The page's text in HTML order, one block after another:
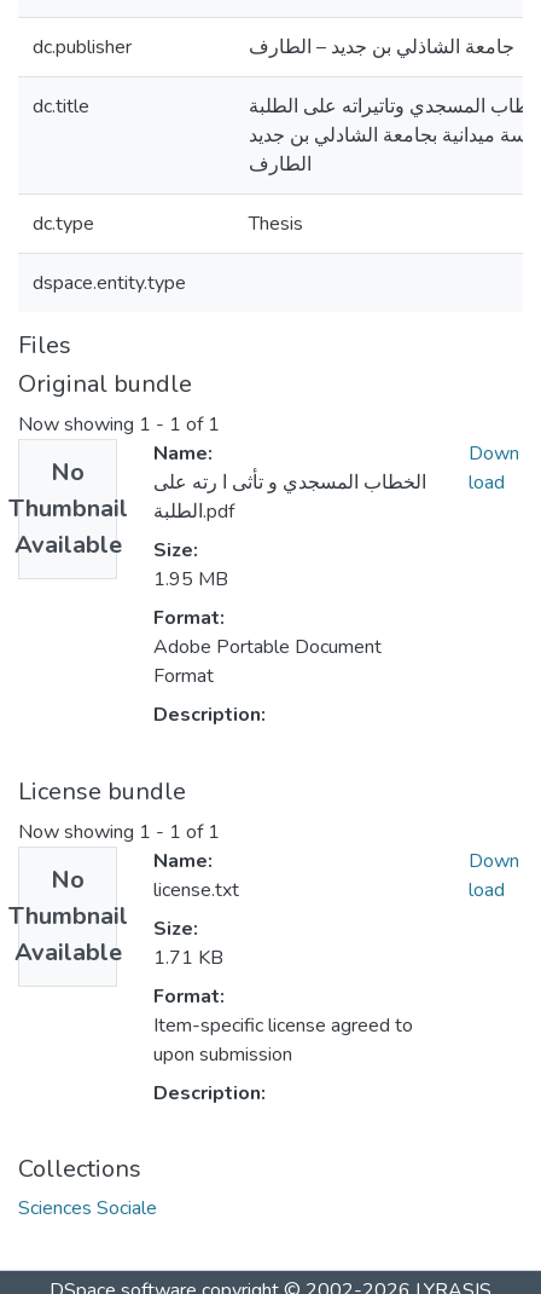
dc.publisher جامعة الشاذلي بن جديد – الطارف
dc.title
المسجدي وتاتيراته على الطلبة
ميدانية بجامعة الشادلي بن جديد
الطارف
dc.type Thesis
dspace.entity.type
Files
Original bundle
Now showing 1 - 1 of 1
No
Thumbnail
Available
Name:
الخطاب المسجدي و تأثی ا رته على
الطلبة.pdf
Size:
1.95 MB
Format:
Adobe Portable Document
Format
Description:
Down
load
License bundle
Now showing 1 - 1 of 1
No
Thumbnail
Available
Name:
license.txt
Size:
1.71 KB
Format:
Item-specific license agreed to
upon submission
Description:
Down
load
Collections
Sciences Sociale